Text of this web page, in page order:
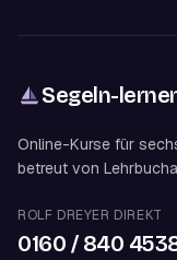
Segeln-
Online-Kurse für
betreut von
ROLF DREYER DIREKT
0160 / 840